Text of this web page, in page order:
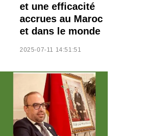
et une efficacité
accrues au Maroc
et dans le monde
2025-07-11 14:51:51